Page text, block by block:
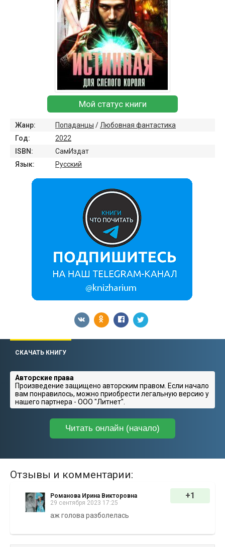
Мой статус книги
Жанр: Попаданцы / Любовная фантастика
Год:
2022
ISBN:
СамИздат
Язык:
Русский
СКАЧАТЬ КНИГУ
Авторские права
Произведение защищено авторским правом. Если начало
вам понравилось, можно приобрести легальную версию у
нашего партнера - ООО "Литнет".
Читать онлайн (начало)
Отзывы и комментарии:
Романова Ирина Викторовна
29 сентября 2023 17:25
+1
аж голова разболелась